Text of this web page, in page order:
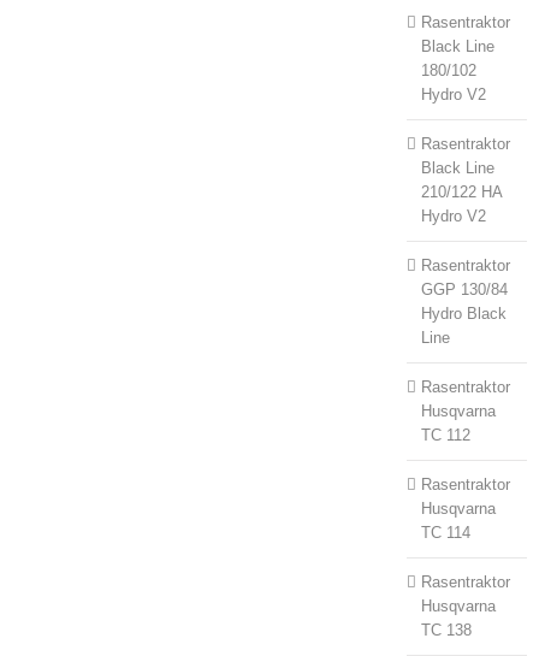
Rasentraktor
Black Line
180/102
Hydro V2
Rasentraktor
Black Line
210/122 HA
Hydro V2
Rasentraktor
GGP 130/84
Hydro Black
Line
Rasentraktor
Husqvarna
TC 112
Rasentraktor
Husqvarna
TC 114
Rasentraktor
Husqvarna
TC 138